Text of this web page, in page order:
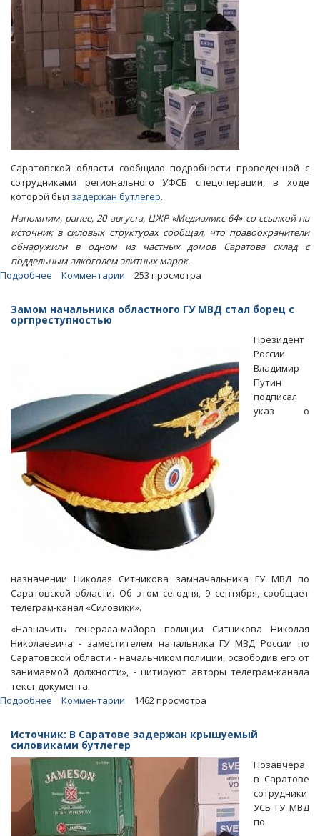
увольняют
Саратовской области сообщило подробности проведенной с
сотрудниками регионального УФСБ спецоперации, в ходе
которой был задержан бутлегер.
Напомним, ранее, 20 августа, ЦЖР «Медиаликс 64» со ссылкой на
источник в силовых структурах сообщал, что правоохранители
обнаружили в одном из частных домов Саратова склад с
поддельным алкоголем элитных марок.
Подробнее
полиция
тонн
«левого»
алкоголя
Комментарии 253 просмотра
Замом начальника областного ГУ МВД стал борец с
оргпреступностью
Президент
России
Владимир
Путин
подписал
указ о
назначении Николая Ситникова замначальника ГУ МВД по
Саратовской области. Об этом сегодня, 9 сентября, сообщает
телеграм-канал «Силовики».
«Назначить генерала-майора полиции Ситникова Николая
Николаевича - заместителем начальника ГУ МВД России по
Саратовской области - начальником полиции, освободив его от
занимаемой должности», - цитируют авторы телеграм-канала
текст документа.
Подробнее
начальника
областного
ГУ
МВД
стал
борец
с
оргпреступностью
Комментарии 1462 просмотра
Источник: В Саратове задержан крышуемый
силовиками бутлегер
Позавчера
в Саратове
сотрудники
УСБ ГУ МВД
по